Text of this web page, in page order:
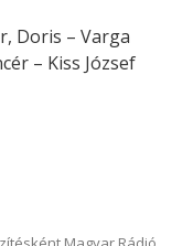
Doris – Varga
– Kiss József